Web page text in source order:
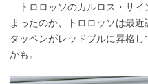
トロロッソのカルロス・サイ
まったのか、トロロッソは最
タッペンがレッドブルに昇格
かも。